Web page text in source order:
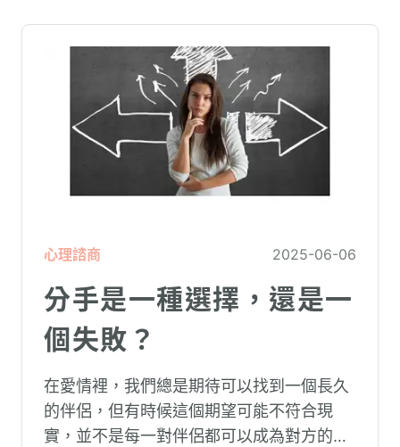
心理諮商 2025-06-06
分手是一種選擇，還是一
個失敗？
在愛情裡，我們總是期待可以找到一個長久
的伴侶，但有時候這個期望可能不符合現
實，並不是每一對伴侶都可以成為對方的